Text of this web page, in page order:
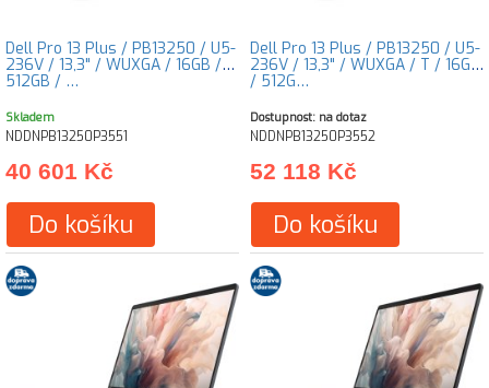
Dell Pro 13 Plus / PB13250 / U5-
236V / 13,3" / WUXGA / 16GB /
512GB / …
Skladem
NDDNPB13250P3551
40 601 Kč
Do košíku
Dell Pro 13 Plus / PB13250 / U5-
236V / 13,3" / WUXGA / T / 16GB
/ 512G…
Dostupnost: na dotaz
NDDNPB13250P3552
52 118 Kč
Do košíku